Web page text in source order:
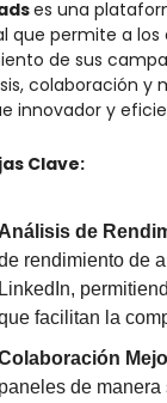
es una
que permite a los
de sus
colaboración y
innovador y
Clave:
de
rendimiento de
facilitan la
de